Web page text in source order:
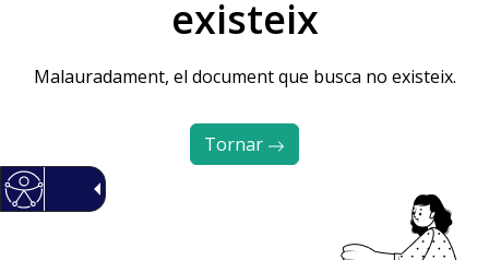
existeix
Malauradament, el document que busca no existeix.